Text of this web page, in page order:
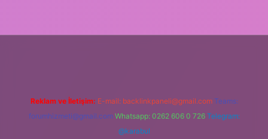
Reklam ve İletişim: E-mail: backlinkpaneli@gmail.com Teams:
forumhizmeti@gmail.com Whatsapp: 0262 606 0 726 Telegram:
@karabul